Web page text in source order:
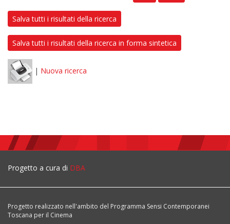
Salva tutti i risultati della ricerca
Salva tutti i risultati della ricerca in forma sintetica
| Nuova ricerca
Progetto a cura di DBA
Progetto realizzato nell'ambito del Programma Sensi Contemporanei
Toscana per il Cinema